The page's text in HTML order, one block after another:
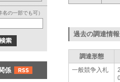
名の一部でも可）
係
過去の調達情報
調達形態
一般競争入札